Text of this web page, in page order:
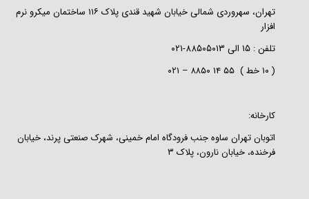
تهران، سهروردی شمالی خیابان شهید قندی پلاک ۱۱۶ ساختمان میکرو نرم
افزار
تلفن : ۱۵ الی ۸۸۵۰۵۰۱۳-۰۲۱
( ۱۰ خط ) ۵۵ ۱۴ ۸۸۵۰ – ۰۲۱
کارخانه:
اتوبان تهران ساوه جنب فرودگاه امام خمینی، شهرک صنعتی پرند، خیابان
فرخنده، خیابان نارون، پلاک ۳